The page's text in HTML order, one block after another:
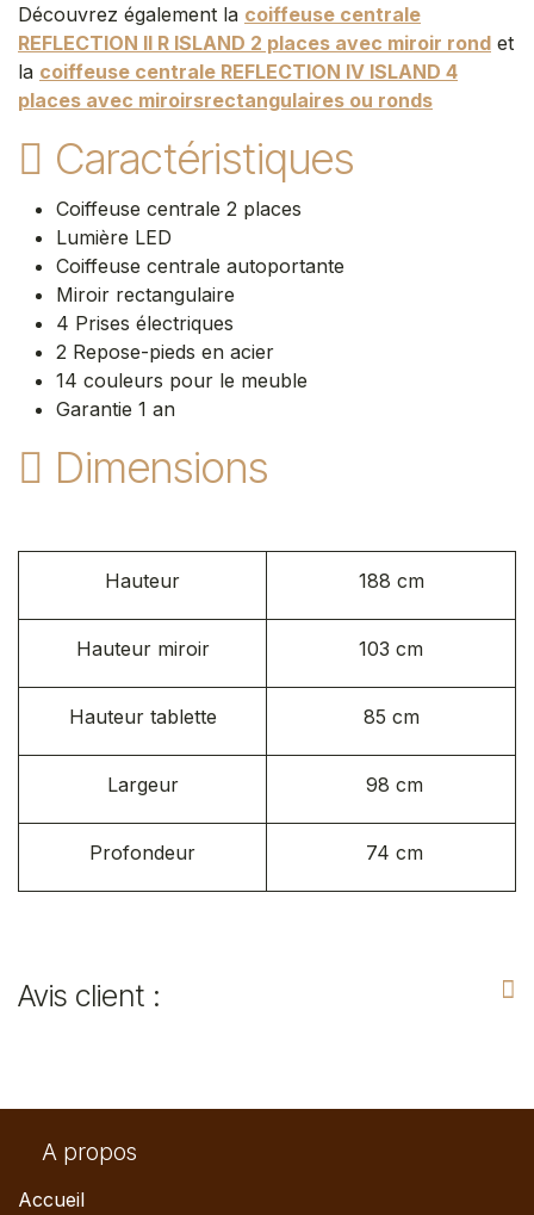
Découvrez également la coiffeuse centrale
REFLECTION II R ISLAND 2 places avec miroir rond et
la coiffeuse centrale REFLECTION IV ISLAND 4
places avec miroirsrectangulaires ou ronds
Caractéristiques
Coiffeuse centrale 2 places
Lumière LED
Coiffeuse centrale autoportante
Miroir rectangulaire
4 Prises électriques
2 Repose-pieds en acier
14 couleurs pour le meuble
Garantie 1 an
Dimensions
Hauteur 188 cm
Hauteur miroir 103 cm
Hauteur tablette 85 cm
Largeur 98 cm
Profondeur 74 cm
Avis client :
A propos
Accueil